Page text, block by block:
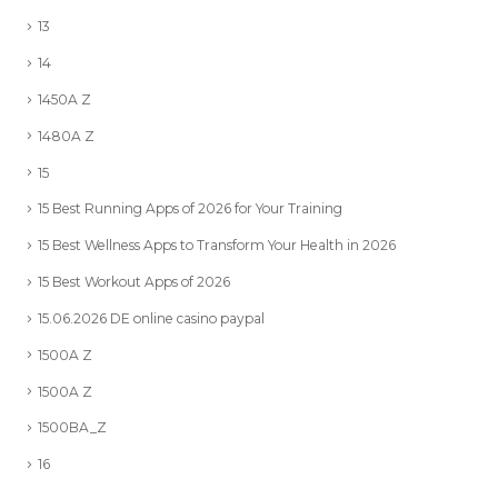
13
14
1450A Z
1480A Z
15
15 Best Running Apps of 2026 for Your Training
15 Best Wellness Apps to Transform Your Health in 2026
15 Best Workout Apps of 2026
15.06.2026 DE online casino paypal
1500A Z
1500A Z
1500BA_Z
16